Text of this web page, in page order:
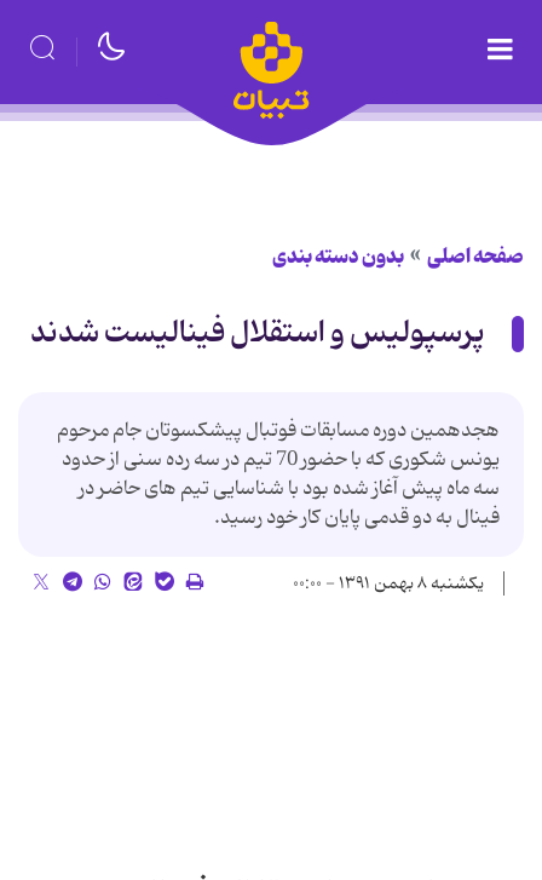
صفحه اصلی بدون دسته بندی
پرسپولیس و استقلال فینالیست شدند
هجدهمین دوره مسابقات فوتبال پیشکسوتان جام مرحوم
یونس شکوری که با حضور 70 تیم در سه رده سنی از حدود
سه ماه پیش آغاز شده بود با شناسایی تیم های حاضر در
فینال به دو قدمی پایان کار خود رسید.
یکشنبه ۸ بهمن ۱۳۹۱ - ۰۰:۰۰